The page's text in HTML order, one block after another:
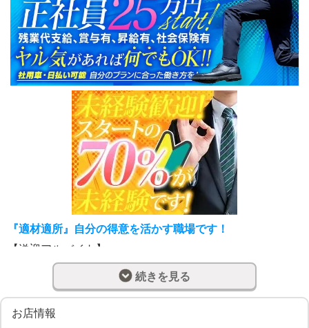
『適材適所』自分の得意を活かす職場です！
【送迎アルバイト】
女性キャストさんを安心・安全に目的地まで送迎するお仕
事がメインになります！免許があれば気軽に誰でもできる
アルバイトになります。
■80％が未経験からのスタートになります。
■年齢も20代～60代まで幅広く勤務されています。
続きを見る
お店情報